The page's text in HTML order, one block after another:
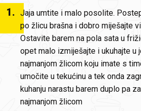
1. Jaja umtite i malo posolite.
po žlicu brašna i dobro miješajte
Ostavite barem na pola sata u
opet malo izmiješajte i ukuhajte u
najmanjom žlicom koju imate s
umočite u tekućinu a tek onda
kuhanju narastu barem duplo pa
najmanjom žlicom